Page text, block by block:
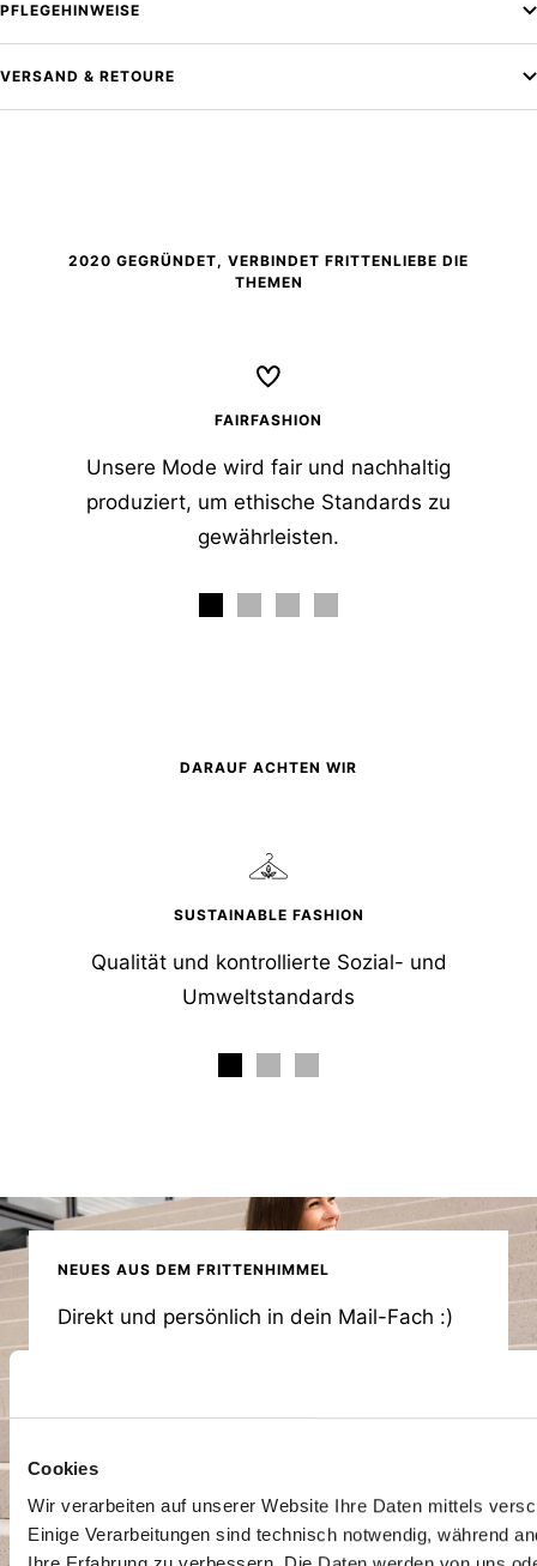
Cookies
Wir verarbeiten auf unserer Website Ihre Daten mittels
Einige Verarbeitungen sind technisch notwendig, während
PFLEGEHINWEISE
VERSAND & RETOURE
2020 GEGRÜNDET, VERBINDET FRITTENLIEBE DIE
THEMEN
FAIRFASHION
Unsere Mode wird fair und nachhaltig
produziert, um ethische Standards zu
gewährleisten.
DARAUF ACHTEN WIR
SUSTAINABLE FASHION
Qualität und kontrollierte Sozial- und
Umweltstandards
NEUES AUS DEM FRITTENHIMMEL
Direkt und persönlich in dein Mail-Fach :)
REGISTRIEREN